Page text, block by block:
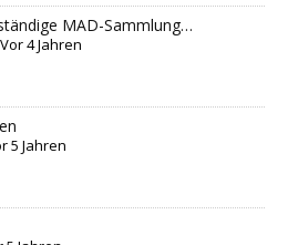
MAD-Sammlung…
Vor 4 Jahren
5 Jahren